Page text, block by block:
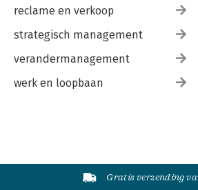
reclame en verkoop
strategisch management
verandermanagement
werk en loopbaan
Gratis verzending